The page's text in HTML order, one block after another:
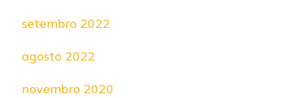
setembro 2022
agosto 2022
novembro 2020